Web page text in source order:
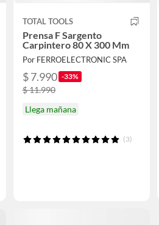
TOTAL TOOLS
Prensa F Sargento
Carpintero 80 X 300 Mm
Por FERROELECTRONIC SPA
$ 7.990 -33%
$ 11.990
Llega mañana
(3)